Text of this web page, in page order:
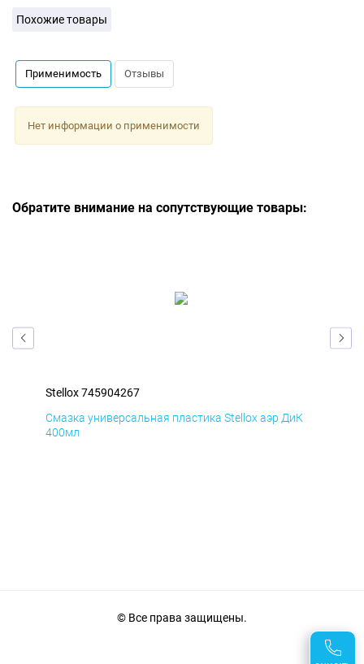
Похожие товары
Применимость Отзывы
Нет информации о применимости
Обратите внимание на сопутствующие товары:
Stellox 745904267
Смазка универсальная пластика Stellox аэр ДиК
400мл
© Все права защищены.